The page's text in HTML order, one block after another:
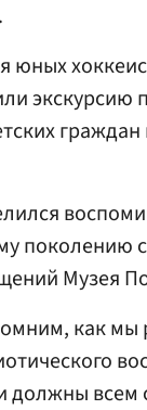
юных
экскурсию
поколению
Музея
как мы
всем